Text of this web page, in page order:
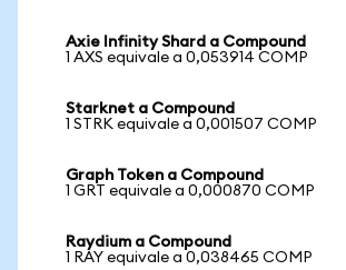
Axie Infinity Shard a Compound
1 AXS equivale a 0,053914 COMP
Starknet a Compound
1 STRK equivale a 0,001507 COMP
Graph Token a Compound
1 GRT equivale a 0,000870 COMP
Raydium a Compound
1 RAY equivale a 0,038465 COMP